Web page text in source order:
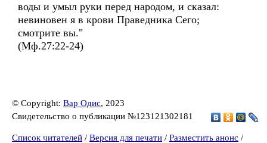
воды и умыл руки перед народом, и сказал:
невиновен я в крови Праведника Сего;
смотрите вы."
(Мф.27:22-24)
© Copyright: Вар Одис, 2023
Свидетельство о публикации №123121302181
Список читателей / Версия для печати / Разместить анонс /